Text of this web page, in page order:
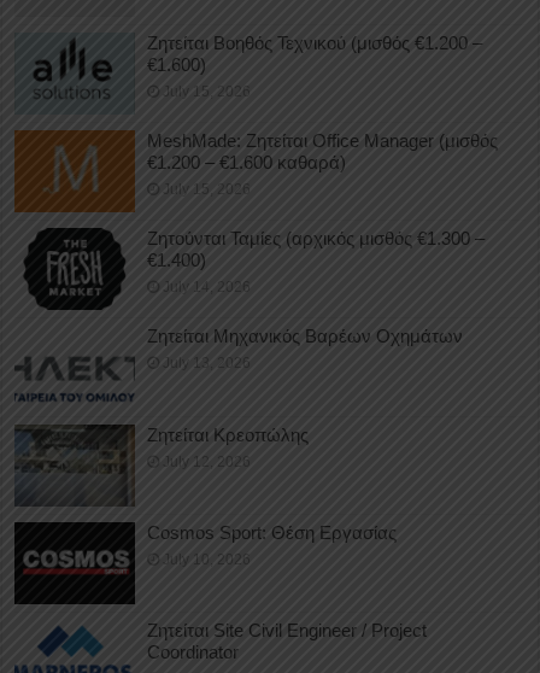
Ζητείται Βοηθός Τεχνικού (μισθός €1.200 –
€1.600)
July 15, 2026
MeshMade: Ζητείται Office Manager (μισθός
€1.200 – €1.600 καθαρά)
July 15, 2026
Ζητούνται Ταμίες (αρχικός μισθός €1.300 –
€1.400)
July 14, 2026
Ζητείται Μηχανικός Βαρέων Οχημάτων
July 13, 2026
Ζητείται Κρεοπώλης
July 12, 2026
Cosmos Sport: Θέση Εργασίας
July 10, 2026
Ζητείται Site Civil Engineer / Project
Coordinator